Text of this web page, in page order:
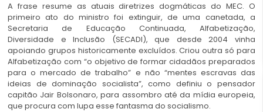
A frase resume as atuais diretrizes dogmáticas do MEC. O
primeiro ato do ministro foi extinguir, de uma canetada, a
Secretaria de Educação Continuada, Alfabetização,
Diversidade e Inclusão (SECADI), que desde 2004 vinha
apoiando grupos historicamente excluídos. Criou outra só para
Alfabetização com “o objetivo de formar cidadãos preparados
para o mercado de trabalho” e não “mentes escravas das
ideias de dominação socialista”, como definiu o pensador
capitão Jair Bolsonaro, para assombro até da mídia europeia,
que procura com lupa esse fantasma do socialismo.